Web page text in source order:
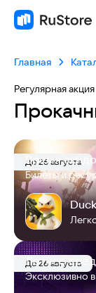
Главная
Регулярная акция
До 26 августа
Время
Билеты и
До 26 августа
Летнее
Эксклюзивно